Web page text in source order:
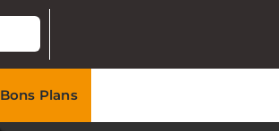
Bons Plans